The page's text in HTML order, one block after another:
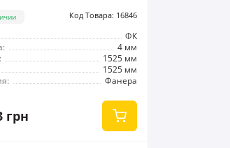
Код Товара: 16846
ФК
4 мм
1525 мм
1525 мм
Фанера
грн